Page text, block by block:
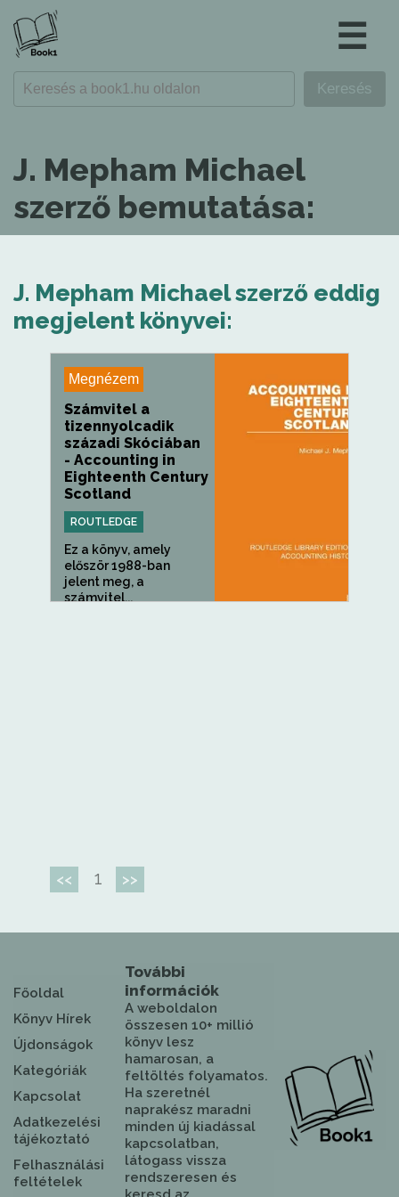
☰
J. Mepham Michael
szerző bemutatása:
J. Mepham Michael szerző eddig
megjelent könyvei:
Megnézem
Számvitel a
tizennyolcadik
századi Skóciában
- Accounting in
Eighteenth Century
Scotland
ROUTLEDGE
Ez a könyv, amely
először 1988-ban
jelent meg, a
számvitel...
<< 1 >>
Főoldal
Könyv Hírek
Újdonságok
Kategóriák
Kapcsolat
Adatkezelési
tájékoztató
Felhasználási
feltételek
További
információk
A weboldalon
összesen 10+ millió
könyv lesz
hamarosan, a
feltöltés folyamatos.
Ha szeretnél
naprakész maradni
minden új kiadással
kapcsolatban,
látogass vissza
rendszeresen és